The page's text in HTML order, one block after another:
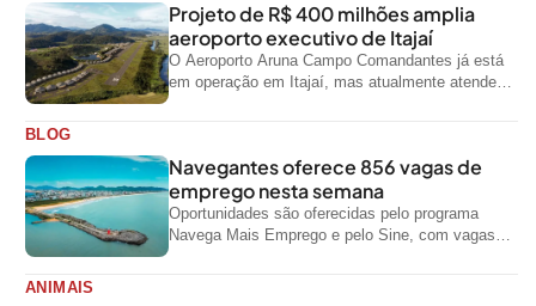
Projeto de R$ 400 milhões amplia
aeroporto executivo de Itajaí
O Aeroporto Aruna Campo Comandantes já está
em operação em Itajaí, mas atualmente atende
BLOG
Navegantes oferece 856 vagas de
emprego nesta semana
Oportunidades são oferecidas pelo programa
Navega Mais Emprego e pelo Sine, com vagas
ANIMAIS